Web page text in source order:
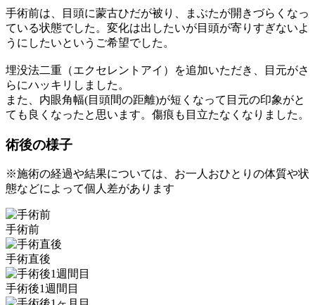
手術前は、目頭に蒙古ひだが被り、まぶたが開きづらくなっ
ている状態でした。変化は出したいが目頭が寄りすぎないよ
うにしたいというご希望でした。
埋没法二重（エクセレントアイ）を追加いただき、目元がさ
らにハッキリしました。
また、内眼角幅(目頭間の距離)が短くなって目元の印象がと
ても良くなったと思います。傷痕も目立たなくなりました。
術後の様子
※施術の経過や結果については、お一人おひとりの体質や状
態などによって個人差があります
手術前
手術直後
手術後1週間目